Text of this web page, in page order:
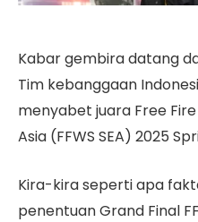
Kabar gembira datang
Tim kebanggaan
menyabet juara Free
Asia (FFWS SEA) 2025
Kira-kira seperti apa
penentuan Grand Final